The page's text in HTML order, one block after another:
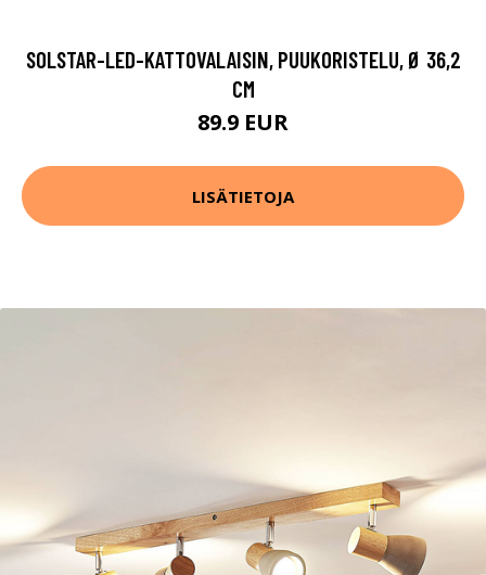
SOLSTAR-LED-KATTOVALAISIN, PUUKORISTELU, Ø 36,2
CM
89.9 EUR
LISÄTIETOJA